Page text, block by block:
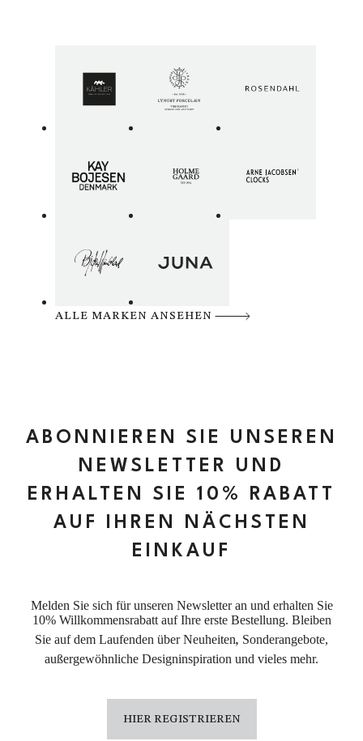
ALLE MARKEN ANSEHEN
ABONNIEREN SIE UNSEREN
NEWSLETTER UND
ERHALTEN SIE 10% RABATT
AUF IHREN NÄCHSTEN
EINKAUF
Melden Sie sich für unseren Newsletter an und erhalten Sie
10% Willkommensrabatt auf Ihre erste Bestellung. Bleiben
Sie auf dem Laufenden über Neuheiten, Sonderangebote,
außergewöhnliche Designinspiration und vieles mehr.
HIER REGISTRIEREN